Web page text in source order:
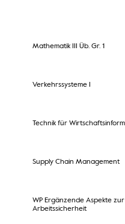
Mathematik III Üb. Gr. 1
Verkehrssysteme I
Technik für
Supply Chain Management
WP Ergänzende Aspekte zur
Arbeitssicherheit